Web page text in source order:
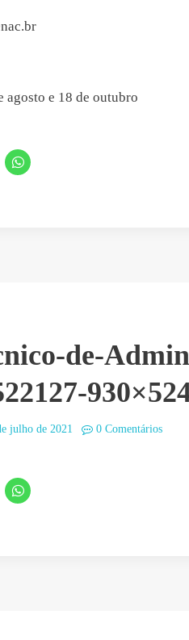
agosto e 18 de outubro
de-
julho de 2021 0 Comentários